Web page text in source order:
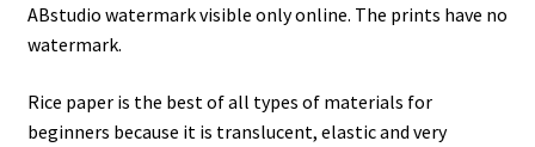
ABstudio watermark visible only online. The prints have no
watermark.
Rice paper is the best of all types of materials for
beginners because it is translucent, elastic and very